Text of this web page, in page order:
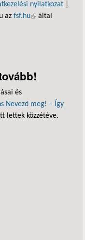
nyilatkozat
az fsf.hu(külső hivatkozás)
által
és
Nevezd meg! – Így
hivatkozás)
lettek közzétéve.